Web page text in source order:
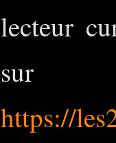
lecteur
https://